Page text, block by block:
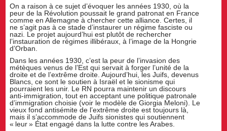
On a raison à ce sujet d’évoquer les années 1930, où la
peur de la Révolution poussait le grand patronat en France
comme en Allemagne à chercher cette alliance. Certes, il
ne s’agit pas à ce stade d’instaurer un régime fasciste ou
nazi. Le projet aujourd’hui est plutôt de rechercher
l’instauration de régimes illibéraux, à l’image de la Hongrie
d’Orban.
Dans les années 1930, c’est la peur de l’invasion des
métèques venus de l’Est qui servait à forger l’unité de la
droite et de l’extrême droite. Aujourd’hui, les Juifs, devenus
Blancs, ce sont le soutien à Israël et le sionisme qui
pourraient les unir. Le RN pourra maintenir un discours
anti-immigration, tout en acceptant une politique patronale
d’immigration choisie (voir le modèle de Giorgia Meloni). Le
vieux fond antisémite de l’extrême droite est toujours là,
mais il s’accommode de Juifs sionistes qui soutiennent
« leur » État engagé dans la lutte contre les Arabes.